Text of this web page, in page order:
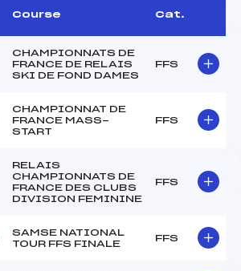
Course Cat.
CHAMPIONNATS DE
FRANCE DE RELAIS
SKI DE FOND DAMES
FFS
CHAMPIONNAT DE
FRANCE MASS-
START
FFS
RELAIS
CHAMPIONNATS DE
FRANCE DES CLUBS
DIVISION FEMININE
FFS
SAMSE NATIONAL
TOUR FFS FINALE
FFS